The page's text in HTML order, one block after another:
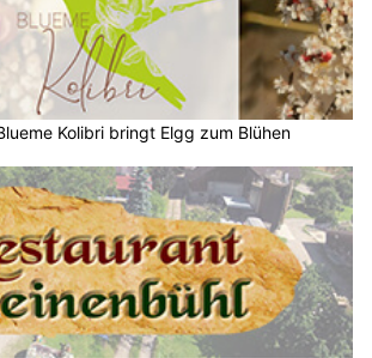
Kolibri bringt Elgg zum Blühen